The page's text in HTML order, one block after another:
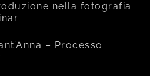
nella fotografia
– Processo